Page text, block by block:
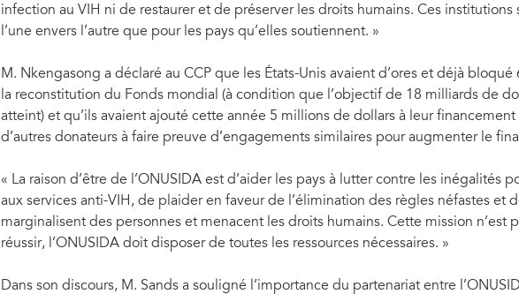
infection au VIH ni de restaurer et de préserver les droits humains. Ces institutions
l’une envers l’autre que pour les pays qu’elles soutiennent. »
M. Nkengasong a déclaré au CCP que les États-Unis avaient d’ores et déjà
la reconstitution du Fonds mondial (à condition que l’objectif de 18 milliards de
atteint) et qu’ils avaient ajouté cette année 5 millions de dollars à leur financement
d’autres donateurs à faire preuve d’engagements similaires pour augmenter le
« La raison d’être de l’ONUSIDA est d’aider les pays à lutter contre les inégalités
aux services anti-VIH, de plaider en faveur de l’élimination des règles néfastes et
marginalisent des personnes et menacent les droits humains. Cette mission n’est
réussir, l’ONUSIDA doit disposer de toutes les ressources nécessaires. »
Dans son discours, M. Sands a souligné l’importance du partenariat entre